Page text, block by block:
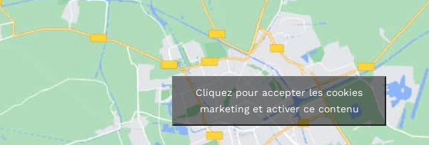
Cliquez pour accepter les cookies
marketing et activer ce contenu